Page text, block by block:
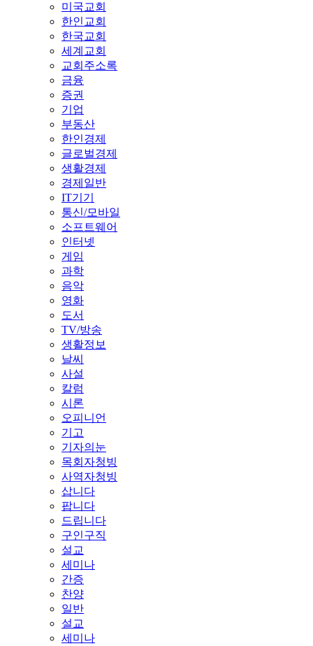
미국교회
한인교회
한국교회
세계교회
교회주소록
금융
증권
기업
부동산
한인경제
글로벌경제
생활경제
경제일반
IT기기
통신/모바일
소프트웨어
인터넷
게임
과학
음악
영화
도서
TV/방송
생활정보
날씨
사설
칼럼
시론
오피니언
기고
기자의눈
목회자청빙
사역자청빙
삽니다
팝니다
드립니다
구인구직
설교
세미나
간증
찬양
일반
설교
세미나